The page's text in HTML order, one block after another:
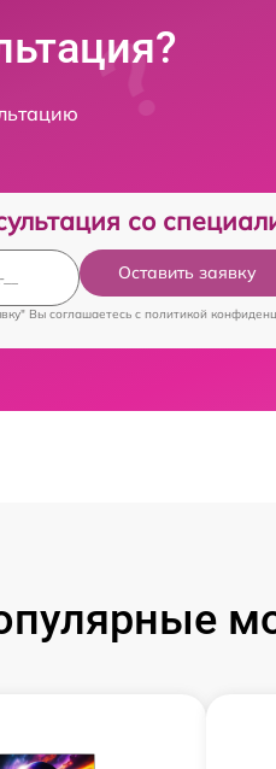
со
Оставить заявку
Вы соглашаетесь c политикой